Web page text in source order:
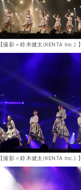
【撮影＝鈴木健太(KENTA Inc.) 】
【撮影＝鈴木健太(KENTA Inc.) 】